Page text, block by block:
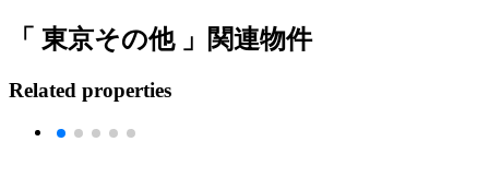
「 東京その他 」関連物件
Related properties